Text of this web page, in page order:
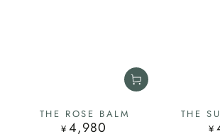
THE ROSE BALM
定
¥ 4,980
THE
¥